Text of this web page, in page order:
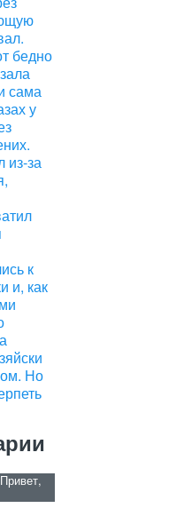
бедно
сама
у
из‑за
к
и, как
Но
Привет,